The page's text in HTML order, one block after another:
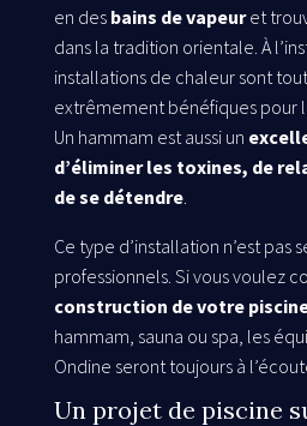
en des bains de vapeuret
dans la tradition orientale. À
installations de chaleur sont
extrêmement bénéfiques pour
Un hammam est aussi un
d’éliminer les toxines, de
de se détendre.
Ce type d’installation n’est pas
professionnels. Si vous voulez
construction de votre
hammam, sauna ou spa, les
Ondine seront toujours à
Un projet de piscine